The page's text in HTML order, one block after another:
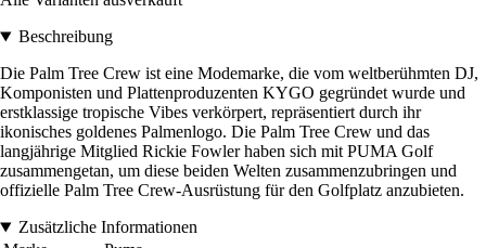
Beschreibung
Die Palm Tree Crew ist eine Modemarke, die vom weltberühmten DJ,
Komponisten und Plattenproduzenten KYGO gegründet wurde und
erstklassige tropische Vibes verkörpert, repräsentiert durch ihr
ikonisches goldenes Palmenlogo. Die Palm Tree Crew und das
langjährige Mitglied Rickie Fowler haben sich mit PUMA Golf
zusammengetan, um diese beiden Welten zusammenzubringen und
offizielle Palm Tree Crew-Ausrüstung für den Golfplatz anzubieten.
Zusätzliche Informationen